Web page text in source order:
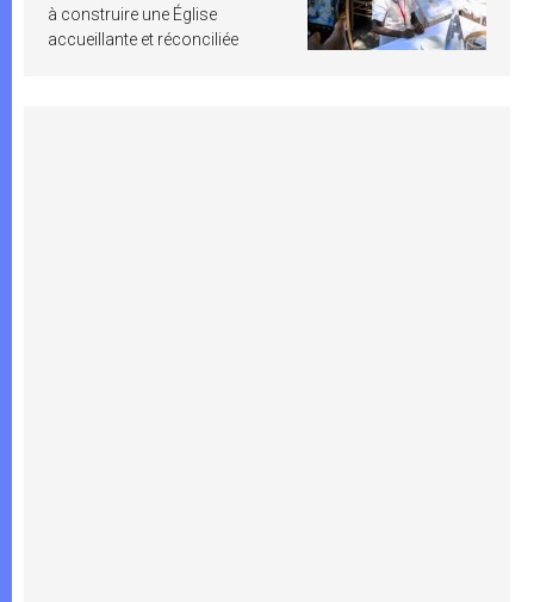
à construire une Église
accueillante et réconciliée